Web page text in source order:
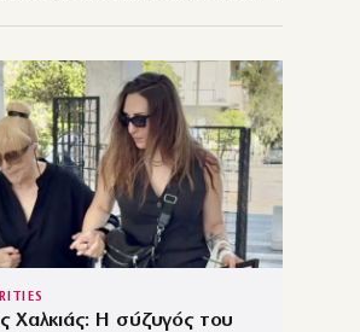
Χαλκιάς: Η σύζυγός του